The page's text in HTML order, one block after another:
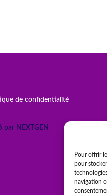
Pour offrir
pour
navigation
de confidentialité
NEXTGEN